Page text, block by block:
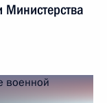
Министерства